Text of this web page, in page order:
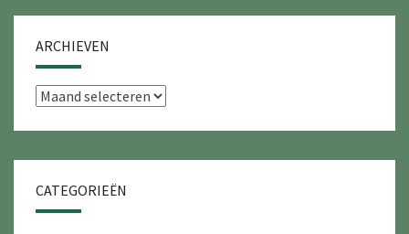
ARCHIEVEN
Archieven
CATEGORIEËN